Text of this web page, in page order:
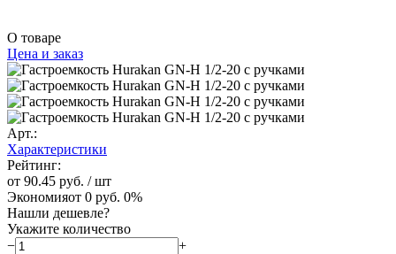
О товаре
Цена и заказ
Арт.:
Характеристики
Рейтинг:
от 90.45 руб. / шт
Экономияот 0 руб. 0%
Нашли дешевле?
Укажите количество
−
+